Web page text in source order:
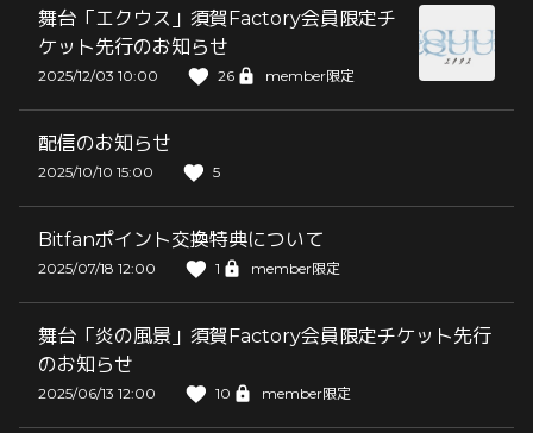
舞台「エクウス」須賀Factory会員限定チ
ケット先行のお知らせ
2025/12/03 10:00 26 member限定
配信のお知らせ
2025/10/10 15:00 5
Bitfanポイント交換特典について
2025/07/18 12:00 1 member限定
舞台「炎の風景」須賀Factory会員限定チケット先行
のお知らせ
2025/06/13 12:00 10 member限定